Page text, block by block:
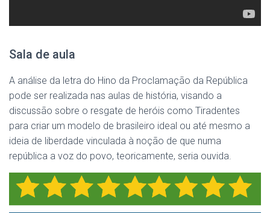
Sala de aula
A análise da letra do Hino da Proclamação da República
pode ser realizada nas aulas de história, visando a
discussão sobre o resgate de heróis como Tiradentes
para criar um modelo de brasileiro ideal ou até mesmo a
ideia de liberdade vinculada à noção de que numa
república a voz do povo, teoricamente, seria ouvida.